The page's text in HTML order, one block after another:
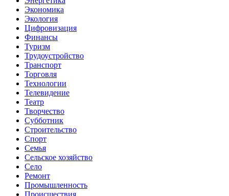
Экономика
Экология
Цифровизация
Финансы
Туризм
Трудоустройство
Транспорт
Торговля
Технологии
Телевидение
Театр
Творчество
Субботник
Строительство
Спорт
Семья
Сельское хозяйство
Село
Ремонт
Промышленность